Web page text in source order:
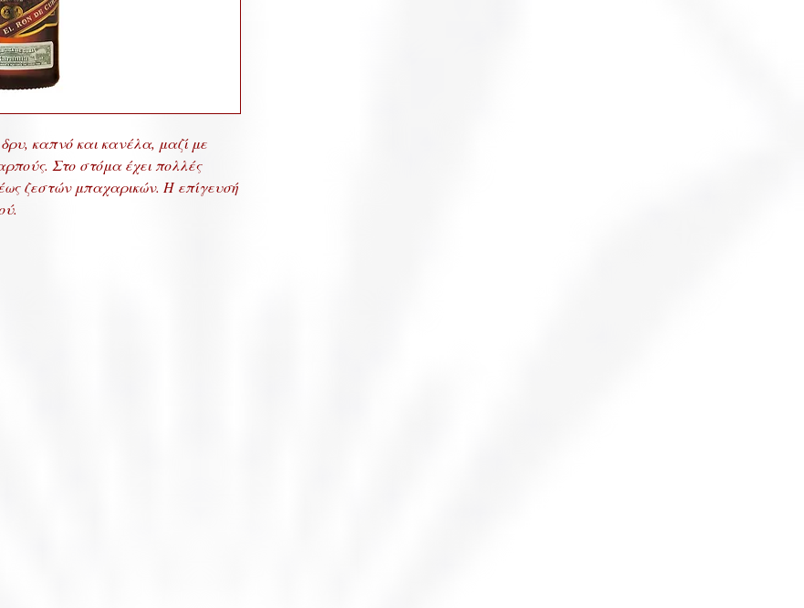
καπνό και κανέλα, μαζί με
Στο στόμα έχει πολλές
ζεστών μπαχαρικών. Η επίγευσή